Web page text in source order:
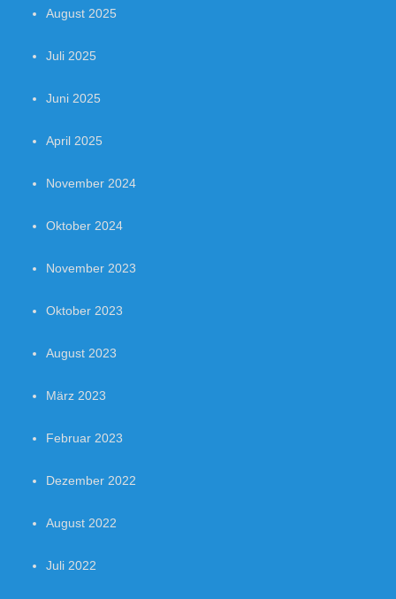
August 2025
Juli 2025
Juni 2025
April 2025
November 2024
Oktober 2024
November 2023
Oktober 2023
August 2023
März 2023
Februar 2023
Dezember 2022
August 2022
Juli 2022